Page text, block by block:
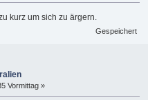
kurz um sich zu ärgern.
Gespeichert
Vormittag »